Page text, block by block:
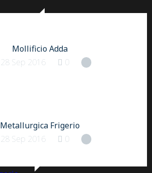
Mollificio Adda
28 Sep 2016
0
Metallurgica Frigerio
28 Sep 2016
0